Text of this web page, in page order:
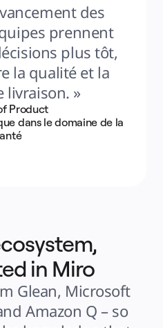
des
prennent
plus tôt,
la qualité et la
livraison. »
Product
dans le domaine de la
in Miro
Glean, Microsoft
Amazon Q – so